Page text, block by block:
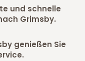
und schnelle
Grimsby.
genießen Sie